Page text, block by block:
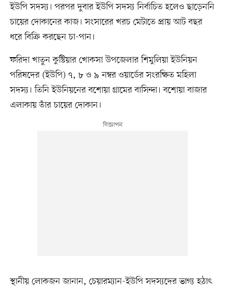
ইউপি সদস্য। পরপর দুবার ইউপি সদস্য নির্বাচিত হলেও ছাড়েননি
চায়ের দোকানের কাজ। সংসারের খরচ মেটাতে প্রায় আট বছর
ধরে বিক্রি করছেন চা-পান।
ফরিদা খাতুন কুষ্টিয়ার খোকসা উপজেলার শিমুলিয়া ইউনিয়ন
পরিষদের (ইউপি) ৭, ৮ ও ৯ নম্বর ওয়ার্ডের সংরক্ষিত মহিলা
সদস্য। তিনি ইউনিয়নের বশোয়া গ্রামের বাসিন্দা। বশোয়া বাজার
এলাকায় তাঁর চায়ের দোকান।
স্থানীয় লোকজন জানান, চেয়ারম্যান-ইউপি সদস্যদের ভাগ্য হঠাৎ